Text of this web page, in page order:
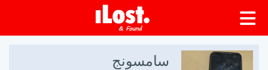
سامسونج